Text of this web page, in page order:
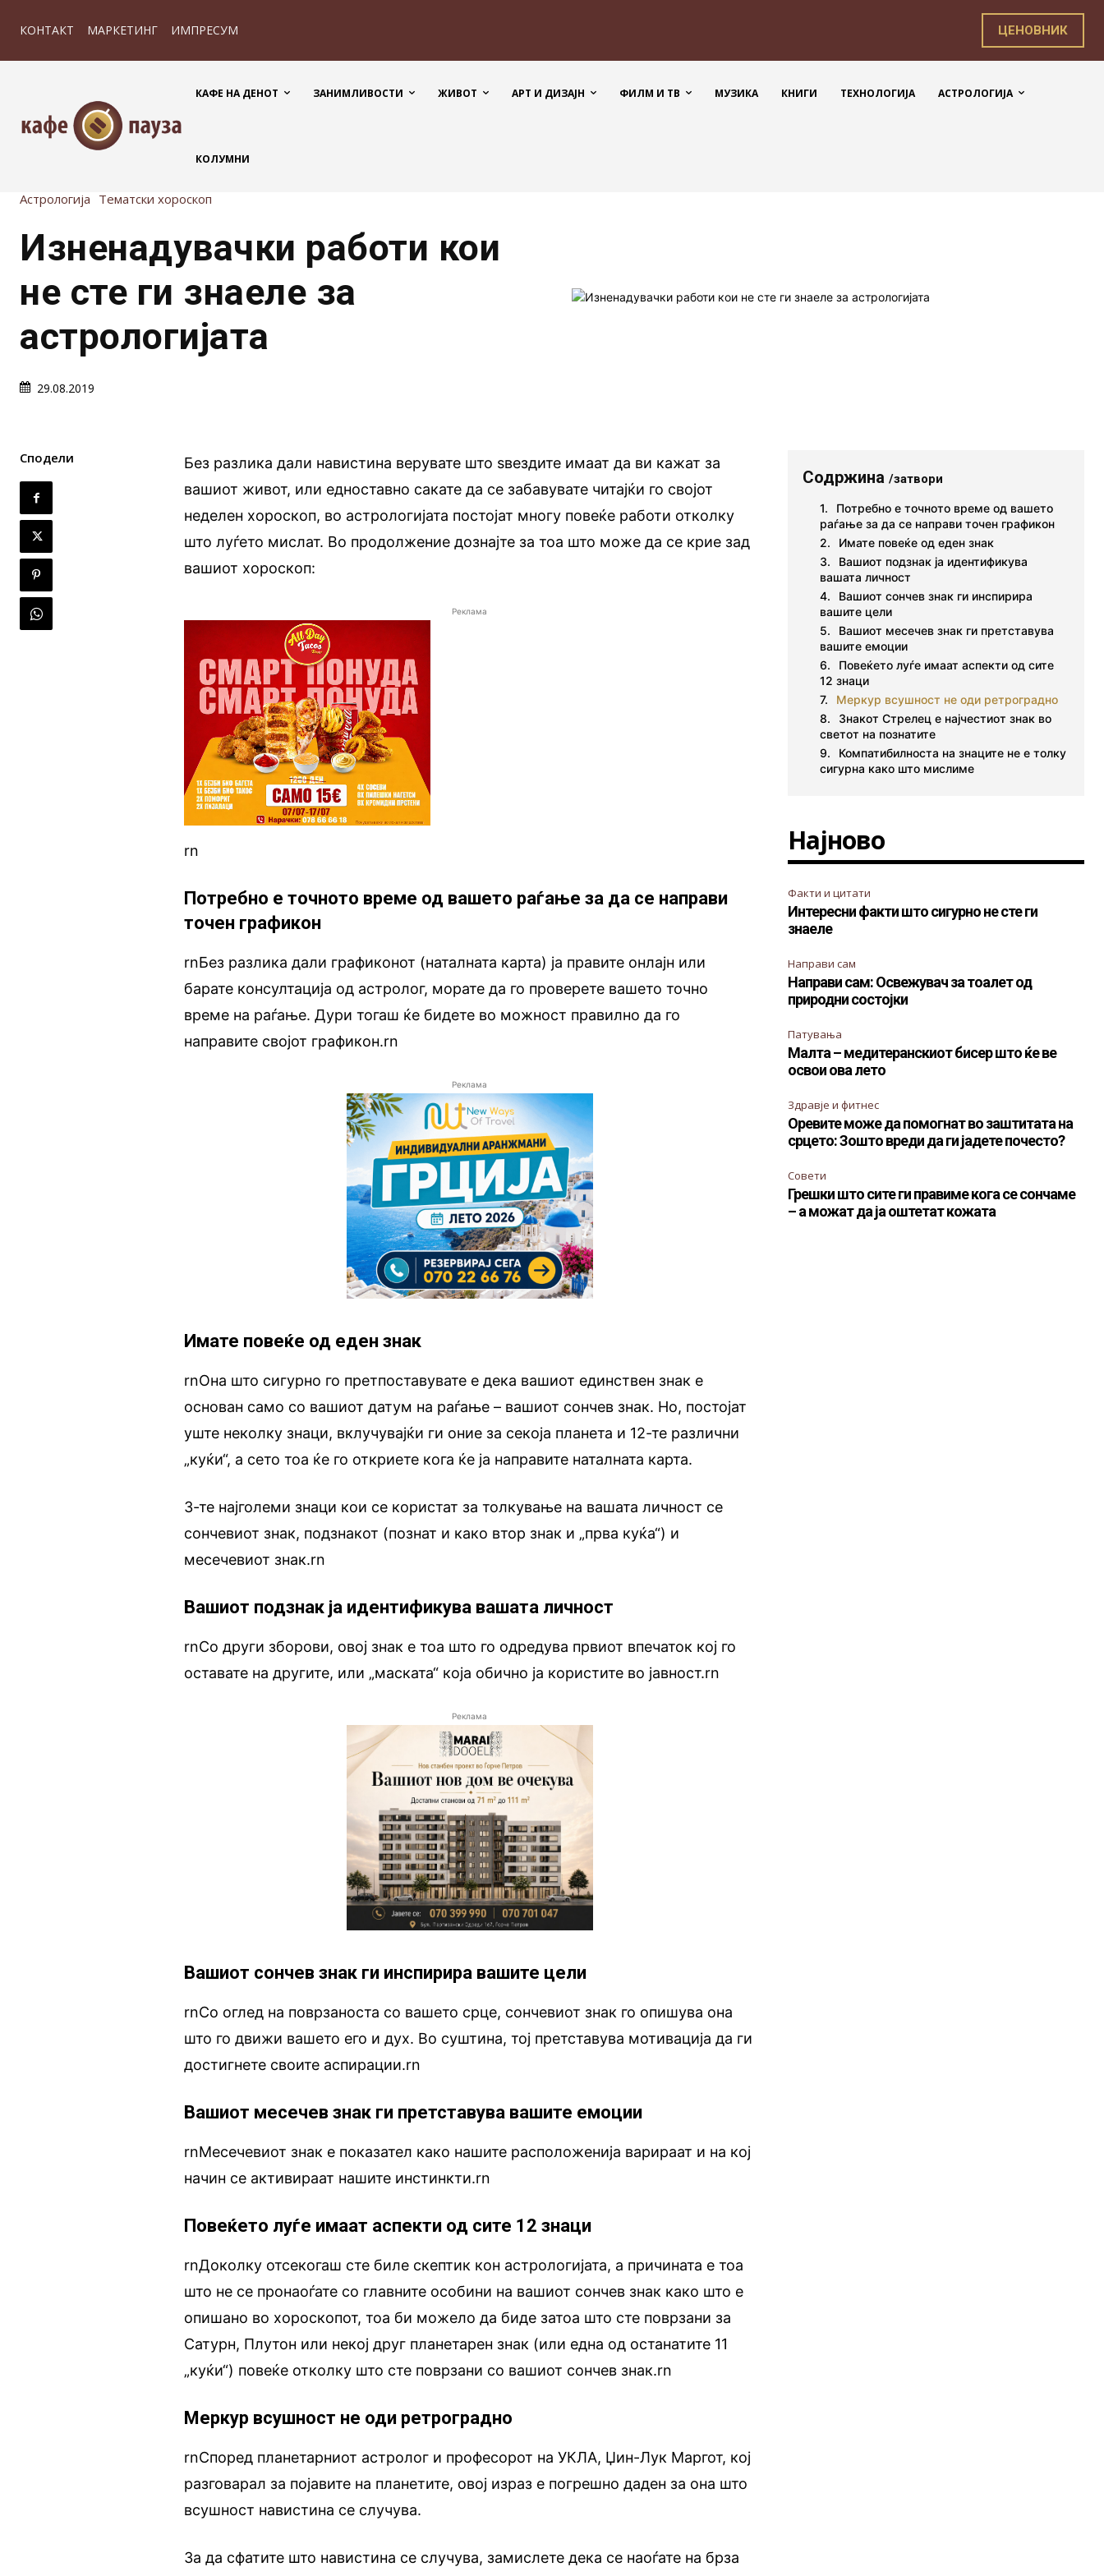
КОНТАКТ МАРКЕТИНГ ИМПРЕСУМ ЦЕНОВНИК
КАФЕ НА ДЕНОТ ЗАНИМЛИВОСТИ ЖИВОТ АРТ И ДИЗАЈН ФИЛМ И ТВ МУЗИКА КНИГИ ТЕХНОЛОГИЈА АСТРОЛОГИЈА
КОЛУМНИ
Астрологија Тематски хороскоп
Изненадувачки работи кои
не сте ги знаеле за
астрологијата
29.08.2019
Сподели
Без разлика дали навистина верувате што ѕвездите имаат да ви кажат за
вашиот живот, или едноставно сакате да се забавувате читајќи го својот
неделен хороскоп, во астрологијата постојат многу повеќе работи отколку
што луѓето мислат. Во продолжение дознајте за тоа што може да се крие зад
вашиот хороскоп:
Реклама
rn
Потребно е точното време од вашето раѓање за да се направи
точен графикон
rnБез разлика дали графиконот (наталната карта) ја правите онлајн или
барате консултација од астролог, морате да го проверете вашето точно
време на раѓање. Дури тогаш ќе бидете во можност правилно да го
направите својот графикон.rn
Реклама
Имате повеќе од еден знак
rnОна што сигурно го претпоставувате е дека вашиот единствен знак е
основан само со вашиот датум на раѓање – вашиот сончев знак. Но, постојат
уште неколку знаци, вклучувајќи ги оние за секоја планета и 12-те различни
„куќи“, а сето тоа ќе го откриете кога ќе ја направите наталната карта.
3-те најголеми знаци кои се користат за толкување на вашата личност се
сончевиот знак, подзнакот (познат и како втор знак и „прва куќа“) и
месечевиот знак.rn
Вашиот подзнак ја идентификува вашата личност
rnСо други зборови, овој знак е тоа што го одредува првиот впечаток кој го
оставате на другите, или „маската“ која обично ја користите во јавност.rn
Реклама
Вашиот сончев знак ги инспирира вашите цели
rnСо оглед на поврзаноста со вашето срце, сончевиот знак го опишува она
што го движи вашето его и дух. Во суштина, тој претставува мотивација да ги
достигнете своите аспирации.rn
Вашиот месечев знак ги претставува вашите емоции
rnМесечевиот знак е показател како нашите расположенија варираат и на кој
начин се активираат нашите инстинкти.rn
Повеќето луѓе имаат аспекти од сите 12 знаци
rnДоколку отсекогаш сте биле скептик кон астрологијата, а причината е тоа
што не се пронаоѓате со главните особини на вашиот сончев знак како што е
опишано во хороскопот, тоа би можело да биде затоа што сте поврзани за
Сатурн, Плутон или некој друг планетарен знак (или една од останатите 11
„куќи“) повеќе отколку што сте поврзани со вашиот сончев знак.rn
Меркур всушност не оди ретроградно
rnСпоред планетарниот астролог и професорот на УКЛА, Џин-Лук Маргот, кој
разговарал за појавите на планетите, овој израз е погрешно даден за она што
всушност навистина се случува.
За да сфатите што навистина се случува, замислете дека се наоѓате на брза
Содржина/затвори
Потребно е точното време од вашето
раѓање за да се направи точен графикон
Имате повеќе од еден знак
Вашиот подзнак ја идентификува
вашата личност
Вашиот сончев знак ги инспирира
вашите цели
Вашиот месечев знак ги претставува
вашите емоции
Повеќето луѓе имаат аспекти од сите
12 знаци
Меркур всушност не оди ретроградно
Знакот Стрелец е најчестиот знак во
светот на познатите
Компатибилноста на знаците не е толку
сигурна како што мислиме
Најново
Факти и цитати
Интересни факти што сигурно не сте ги
знаеле
Направи сам
Направи сам: Освежувач за тоалет од
природни состојки
Патувања
Малта – медитеранскиот бисер што ќе ве
освои ова лето
Здравје и фитнес
Оревите може да помогнат во заштитата на
срцето: Зошто вреди да ги јадете почесто?
Совети
Грешки што сите ги правиме кога се сончаме
– а можат да ја оштетат кожата